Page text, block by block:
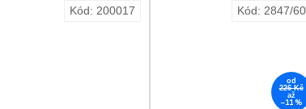
Kód: 200017
od
226 Kč
až
–11 %
Kód: 2847/60